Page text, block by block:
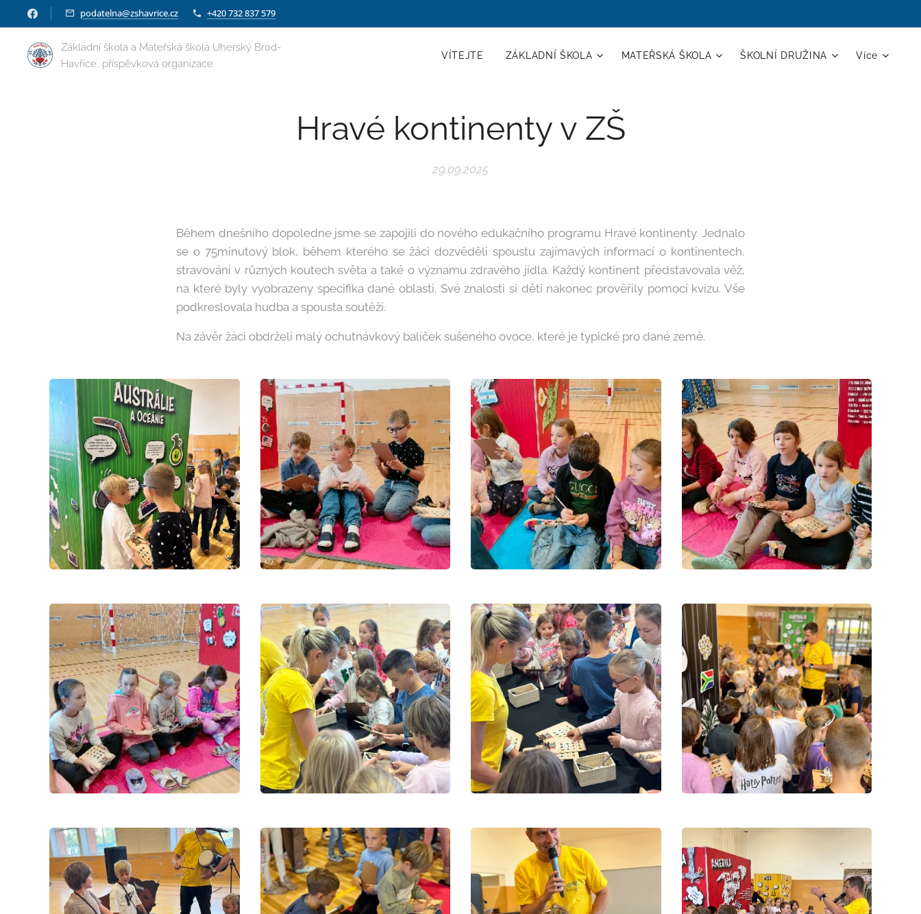
podatelna@zshavrice.cz +420 732 837 579
Základní škola a Mateřská škola Uherský Brod-
Havřice, příspěvková organizace
VÍTEJTE ZÁKLADNÍ ŠKOLA MATEŘSKÁ ŠKOLA ŠKOLNÍ DRUŽINA Více
Hravé kontinenty v ZŠ
29.09.2025
Během dnešního dopoledne jsme se zapojili do nového edukačního programu Hravé kontinenty. Jednalo
se o 75minutový blok, během kterého se žáci dozvěděli spoustu zajímavých informací o kontinentech,
stravování v různých koutech světa a také o významu zdravého jídla. Každý kontinent představovala věž,
na které byly vyobrazeny specifika dané oblasti. Své znalosti si děti nakonec prověřily pomocí kvízu. Vše
podkreslovala hudba a spousta soutěží.
Na závěr žáci obdrželi malý ochutnávkový balíček sušeného ovoce, které je typické pro dané země.